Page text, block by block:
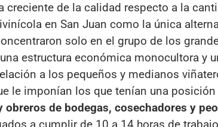
creciente de la calidad respecto a la
en San Juan como la única
solo en el grupo de los
estructura económica monocultora y
a los pequeños y medianos
le imponían los que tenían una posición
obreros de bodegas, cosechadores y